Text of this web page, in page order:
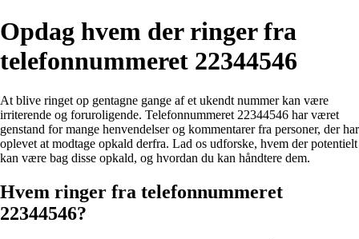
Opdag hvem der ringer fra
telefonnummeret 22344546
At blive ringet op gentagne gange af et ukendt nummer kan være
irriterende og foruroligende. Telefonnummeret 22344546 har været
genstand for mange henvendelser og kommentarer fra personer, der har
oplevet at modtage opkald derfra. Lad os udforske, hvem der potentielt
kan være bag disse opkald, og hvordan du kan håndtere dem.
Hvem ringer fra telefonnummeret
22344546?